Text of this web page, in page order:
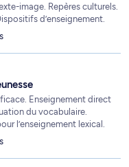
image. Repères culturels.
d’enseignement.
Enseignement direct
du vocabulaire.
l’enseignement lexical.